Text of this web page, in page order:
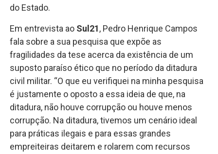
do Estado.
Em entrevista ao Sul21, Pedro Henrique Campos
fala sobre a sua pesquisa que expõe as
fragilidades da tese acerca da existência de um
suposto paraíso ético que no período da ditadura
civil militar. “O que eu verifiquei na minha pesquisa
é justamente o oposto a essa ideia de que, na
ditadura, não houve corrupção ou houve menos
corrupção. Na ditadura, tivemos um cenário ideal
para práticas ilegais e para essas grandes
empreiteiras deitarem e rolarem com recursos